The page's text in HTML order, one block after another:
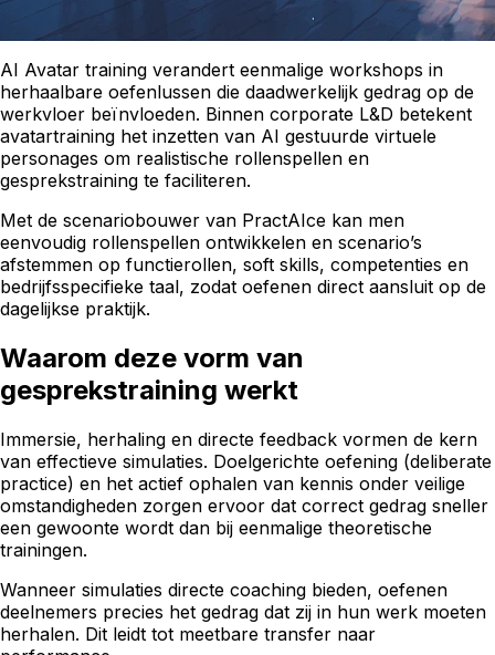
AI Avatar training verandert eenmalige workshops in
herhaalbare oefenlussen die daadwerkelijk gedrag op de
werkvloer beïnvloeden. Binnen corporate L&D betekent
avatartraining het inzetten van AI gestuurde virtuele
personages om realistische rollenspellen en
gesprekstraining te faciliteren.
Met de scenariobouwer van PractAIce kan men
eenvoudig rollenspellen ontwikkelen en scenario’s
afstemmen op functierollen, soft skills, competenties en
bedrijfsspecifieke taal, zodat oefenen direct aansluit op de
dagelijkse praktijk.
Waarom deze vorm van
gesprekstraining werkt
Immersie, herhaling en directe feedback vormen de kern
van effectieve simulaties. Doelgerichte oefening (deliberate
practice) en het actief ophalen van kennis onder veilige
omstandigheden zorgen ervoor dat correct gedrag sneller
een gewoonte wordt dan bij eenmalige theoretische
trainingen.
Wanneer simulaties directe coaching bieden, oefenen
deelnemers precies het gedrag dat zij in hun werk moeten
herhalen. Dit leidt tot meetbare transfer naar